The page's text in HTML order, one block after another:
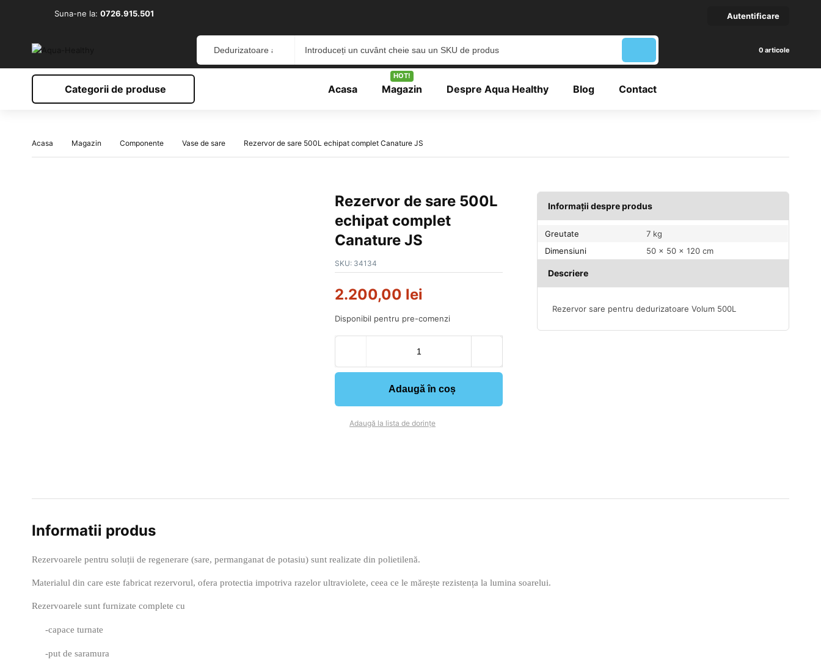
Suna-ne la: 0726.915.501 Autentificare
articole
Categorii de produse Acasa Magazin
HOT!
Despre Aqua Healthy Blog Contact
Acasa Magazin Componente Vase de sare Rezervor de sare 500L echipat complet Canature JS
Rezervor de sare 500L
echipat complet
Canature JS
SKU: 34134
2.200,00 lei
Disponibil pentru pre-comenzi
Adaugă în coș
Adaugă la lista de dorințe
Informații despre produs
Greutate
7 kg
Dimensiuni
50 × 50 × 120 cm
Descriere
Rezervor sare pentru dedurizatoare Volum 500L
Informatii produs
Rezervoarele pentru soluții de regenerare (sare, permanganat de potasiu) sunt realizate din polietilenă.
Materialul din care este fabricat rezervorul, ofera protectia impotriva razelor ultraviolete, ceea ce le mărește rezistența la lumina soarelui.
Rezervoarele sunt furnizate complete cu
-capace turnate
-put de saramura